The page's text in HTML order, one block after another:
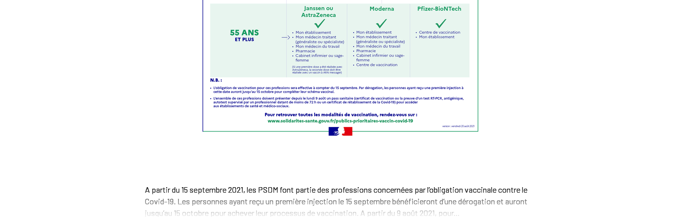
A partir du 15 septembre 2021, les PSDM font partie des professions concernées par l’obligation vaccinale contre le
Covid-19. Les personnes ayant reçu un première injection le 15 septembre bénéficieront d’une dérogation et auront
jusqu’au 15 octobre pour achever leur processus de vaccination. A partir du 9 août 2021, pour...